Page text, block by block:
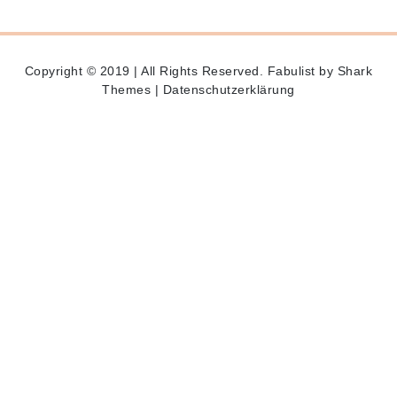
Copyright © 2019 | All Rights Reserved. Fabulist by Shark
Themes | Datenschutzerklärung